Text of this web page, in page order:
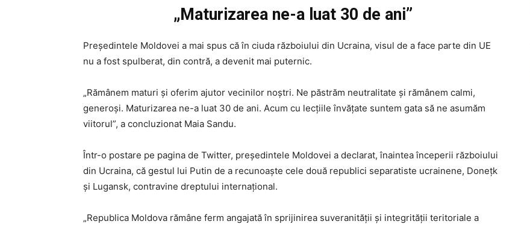
„Maturizarea ne-a luat 30 de ani”
Președintele Moldovei a mai spus că în ciuda războiului din Ucraina, visul de a face parte din UE
nu a fost spulberat, din contră, a devenit mai puternic.
„Rămânem maturi și oferim ajutor vecinilor noștri. Ne păstrăm neutralitate și rămânem calmi,
generoși. Maturizarea ne-a luat 30 de ani. Acum cu lecțiile învățate suntem gata să ne asumăm
viitorul”, a concluzionat Maia Sandu.
Într-o postare pe pagina de Twitter, președintele Moldovei a declarat, înaintea începerii războiului
din Ucraina, că gestul lui Putin de a recunoaște cele două republici separatiste ucrainene, Donețk
și Lugansk, contravine dreptului internațional.
„Republica Moldova rămâne ferm angajată în sprijinirea suveranității și integrității teritoriale a